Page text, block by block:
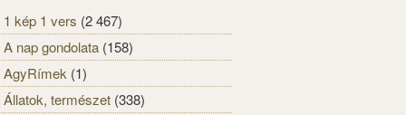
1 kép 1 vers (2 467)
A nap gondolata (158)
AgyRímek (1)
Állatok, természet (338)